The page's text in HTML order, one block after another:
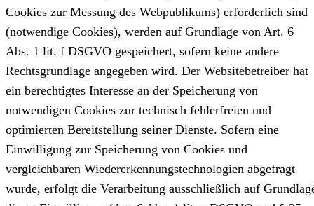
Cookies zur Messung des Webpublikums) erforderlich sind
(notwendige Cookies), werden auf Grundlage von Art. 6
Abs. 1 lit. f DSGVO gespeichert, sofern keine andere
Rechtsgrundlage angegeben wird. Der Websitebetreiber hat
ein berechtigtes Interesse an der Speicherung von
notwendigen Cookies zur technisch fehlerfreien und
optimierten Bereitstellung seiner Dienste. Sofern eine
Einwilligung zur Speicherung von Cookies und
vergleichbaren Wiedererkennungstechnologien abgefragt
wurde, erfolgt die Verarbeitung ausschließlich auf